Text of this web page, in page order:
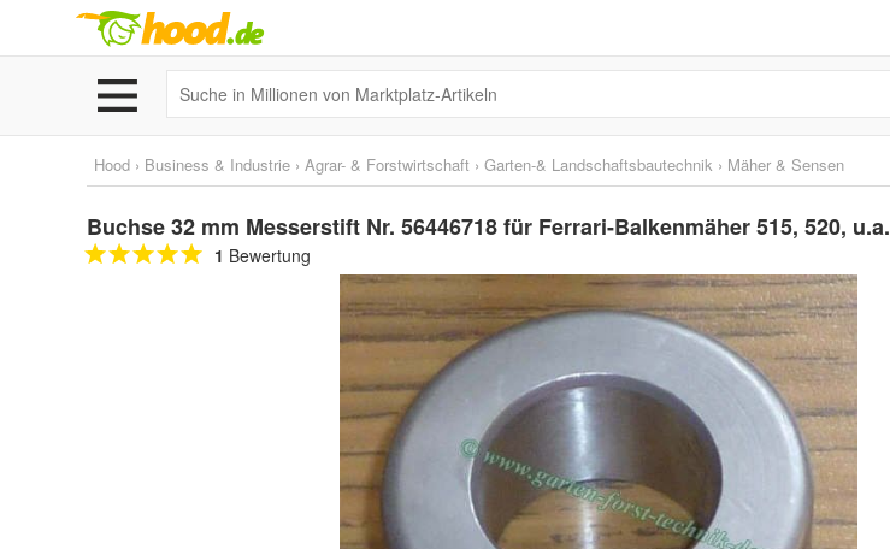
Hood › Business & Industrie › Agrar- & Forstwirtschaft › Garten-& Landschaftsbautechnik › Mäher & Sensen
Buchse 32 mm Messerstift Nr. 56446718 für Ferrari-Balkenmäher 515, 520, u.a.
1 Bewertung